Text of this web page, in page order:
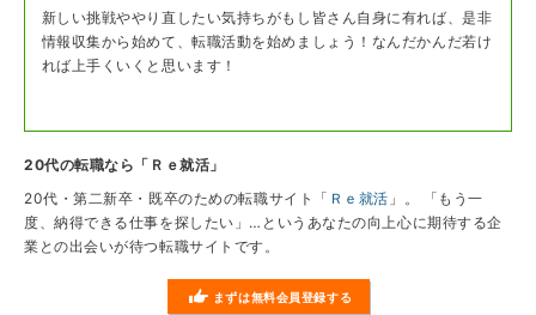
新しい挑戦ややり直したい気持ちがもし皆さん自身に有れば、是非
情報収集から始めて、転職活動を始めましょう！なんだかんだ若け
れば上手くいくと思います！
20代の転職なら「Ｒｅ就活」
20代・第二新卒・既卒のための転職サイト「 Ｒｅ就活 」。 「もう一
度、納得できる仕事を探したい」…というあなたの向上心に期待する企
業との出会いが待つ転職サイトです。
まずは無料会員登録する